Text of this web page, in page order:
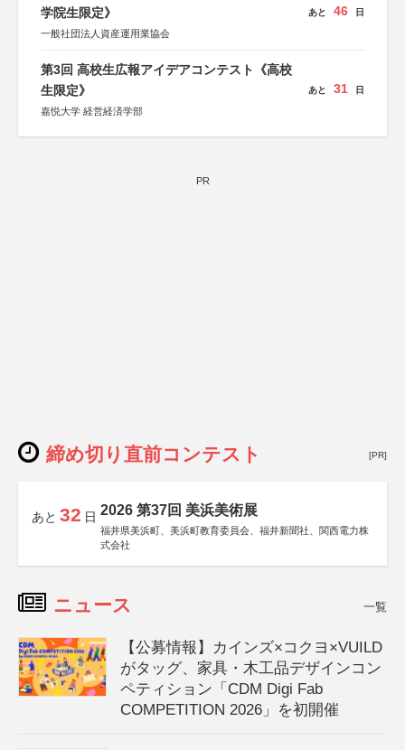
学院生限定》
一般社団法人資産運用業協会
あと 46 日
第3回 高校生広報アイデアコンテスト《高校
生限定》
嘉悦大学 経営経済学部
あと 31 日
PR
締め切り直前コンテスト [PR]
あと 32 日 2026 第37回 美浜美術展
福井県美浜町、美浜町教育委員会、福井新聞社、関西電力株
式会社
ニュース 一覧
【公募情報】カインズ×コクヨ×VUILD
がタッグ、家具・木工品デザインコン
ペティション「CDM Digi Fab
COMPETITION 2026」を初開催